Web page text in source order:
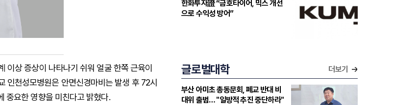
이상 증상이 나타나기 쉬워 얼굴 한쪽 근육이
인천성모병원은 안면신경마비는 발생 후 72시
중요한 영향을 미친다고 밝혔다.
한화투자證 “금호타이어, 믹스 개선
으로 수익성 방어”
글로벌대학 더보기
부산 아미초 총동문회, 폐교 반대 비
대위 출범… "일방적 추진 중단하라"